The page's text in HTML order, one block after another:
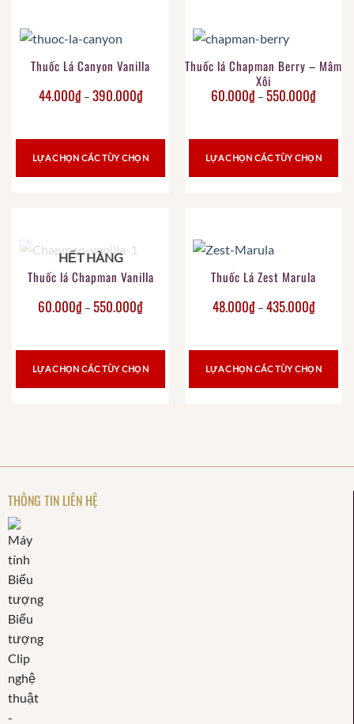
Thuốc Lá Canyon Vanilla
44.000₫ – 390.000₫
LỰA CHỌN CÁC TÙY CHỌN
Thuốc lá Chapman Berry – Mâm
Xôi
60.000₫ – 550.000₫
LỰA CHỌN CÁC TÙY CHỌN
HẾT HÀNG
Thuốc lá Chapman Vanilla
60.000₫ – 550.000₫
LỰA CHỌN CÁC TÙY CHỌN
Thuốc Lá Zest Marula
48.000₫ – 435.000₫
LỰA CHỌN CÁC TÙY CHỌN
THÔNG TIN LIÊN HỆ